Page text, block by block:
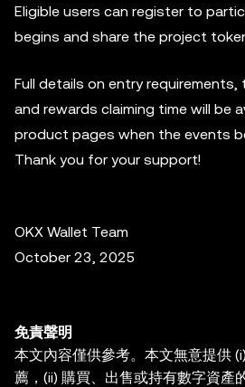
Eligible users can register to
begins and share the project
Full details on entry
and rewards claiming time will be
product pages when the events
Thank you for your support!
OKX Wallet Team
October 23, 2025
免責聲明
本文內容僅供參考。本文無意提供
薦，(ii) 購買、出售或持有數字資產